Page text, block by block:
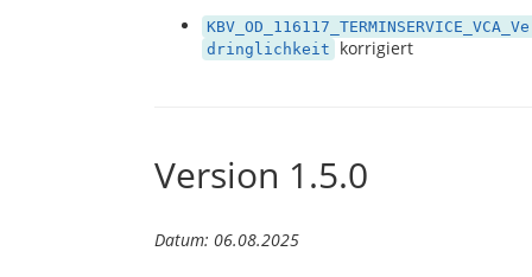
dringlichkeit
korrigiert
Version 1.5.0
Datum: 06.08.2025